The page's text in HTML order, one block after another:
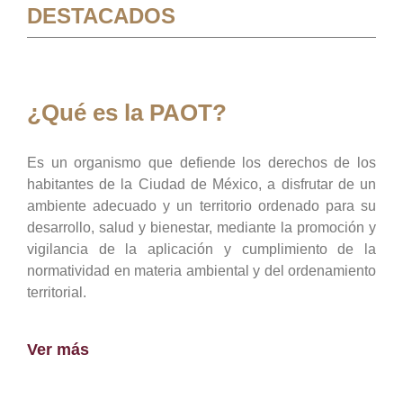
DESTACADOS
¿Qué es la PAOT?
Es un organismo que defiende los derechos de los
habitantes de la Ciudad de México, a disfrutar de un
ambiente adecuado y un territorio ordenado para su
desarrollo, salud y bienestar, mediante la promoción y
vigilancia de la aplicación y cumplimiento de la
normatividad en materia ambiental y del ordenamiento
territorial.
Ver más